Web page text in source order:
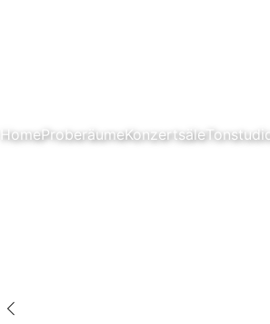
HomeProberäumeKonzertsäle